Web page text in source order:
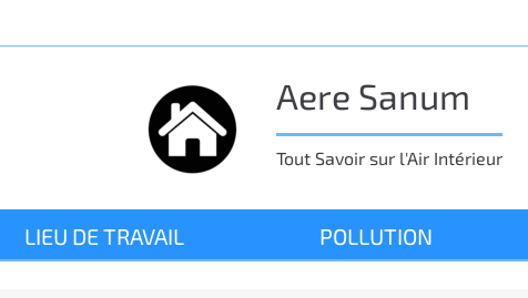
Aere Sanum
Tout Savoir sur l'Air Intérieur
LIEU DE TRAVAIL POLLUTION